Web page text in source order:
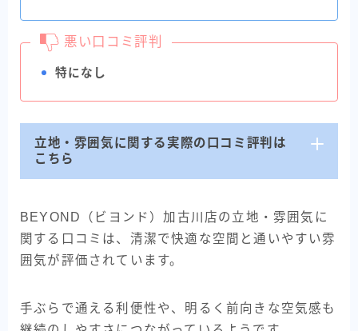
悪い口コミ評判
特になし
立地・雰囲気に関する実際の口コミ評判は
こちら
BEYOND（ビヨンド）加古川店の立地・雰囲気に
関する口コミは、清潔で快適な空間と通いやすい雰
囲気が評価されています。
手ぶらで通える利便性や、明るく前向きな空気感も